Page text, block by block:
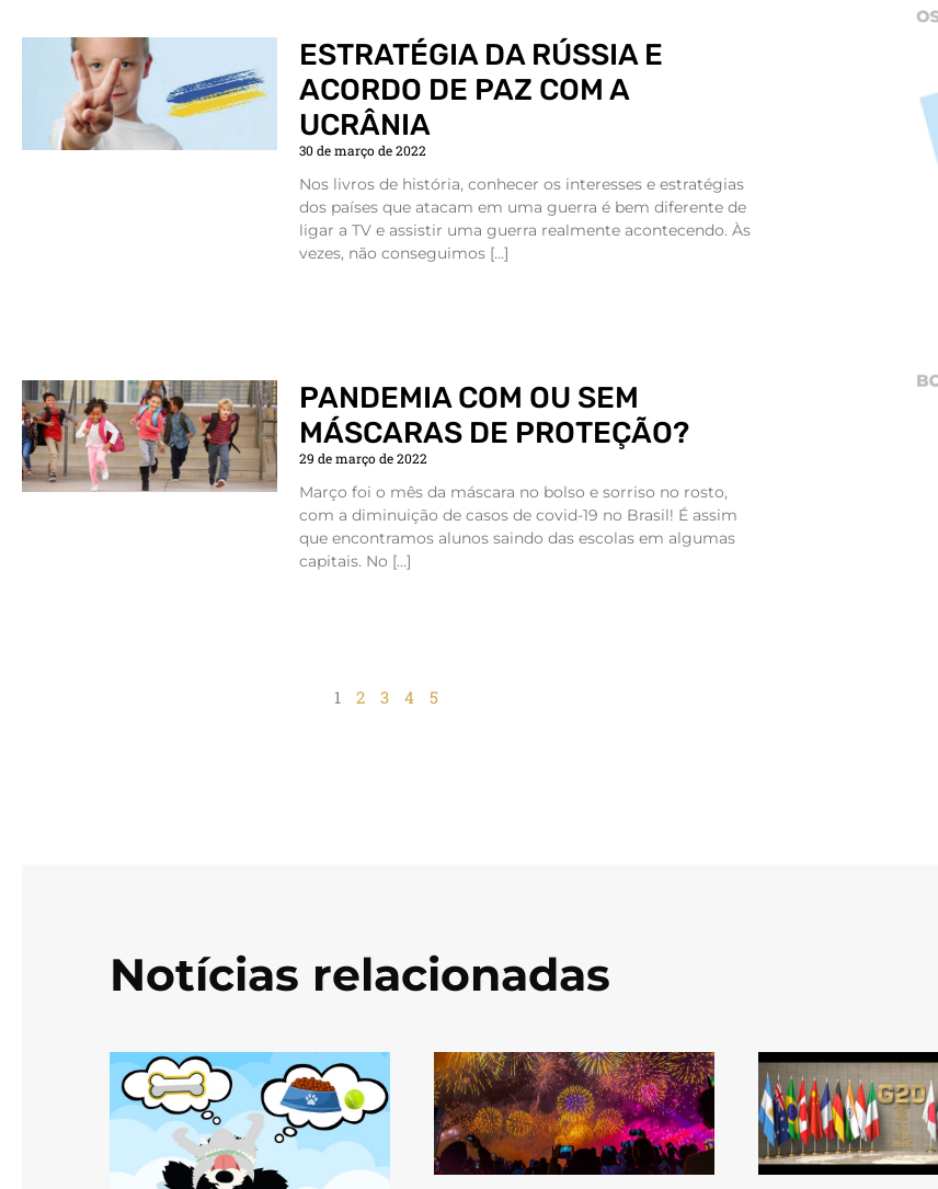
ESTRATÉGIA DA RÚSSIA E
ACORDO DE PAZ COM A
UCRÂNIA
30 de março de 2022
Nos livros de história, conhecer os interesses e estratégias
dos países que atacam em uma guerra é bem diferente de
ligar a TV e assistir uma guerra realmente acontecendo. Às
vezes, não conseguimos […]
PANDEMIA COM OU SEM
MÁSCARAS DE PROTEÇÃO?
29 de março de 2022
Março foi o mês da máscara no bolso e sorriso no rosto,
com a diminuição de casos de covid-19 no Brasil! É assim
que encontramos alunos saindo das escolas em algumas
capitais. No […]
1 2 3 4 5
Notícias relacionadas